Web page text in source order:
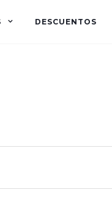
DESCUENTOS